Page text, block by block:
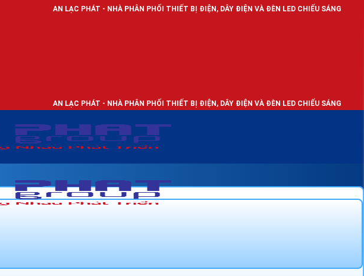
AN LẠC PHÁT - NHÀ PHÂN PHỐI THIẾT BỊ ĐIỆN, DÂY ĐIỆN VÀ ĐÈN LED CHIẾU SÁNG
AN LẠC PHÁT - NHÀ PHÂN PHỐI THIẾT BỊ ĐIỆN, DÂY ĐIỆN VÀ ĐÈN LED CHIẾU SÁNG